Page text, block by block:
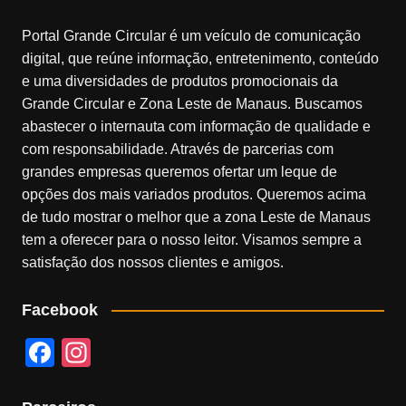
Portal Grande Circular é um veículo de comunicação
digital, que reúne informação, entretenimento, conteúdo
e uma diversidades de produtos promocionais da
Grande Circular e Zona Leste de Manaus. Buscamos
abastecer o internauta com informação de qualidade e
com responsabilidade. Através de parcerias com
grandes empresas queremos ofertar um leque de
opções dos mais variados produtos. Queremos acima
de tudo mostrar o melhor que a zona Leste de Manaus
tem a oferecer para o nosso leitor. Visamos sempre a
satisfação dos nossos clientes e amigos.
Facebook
F In